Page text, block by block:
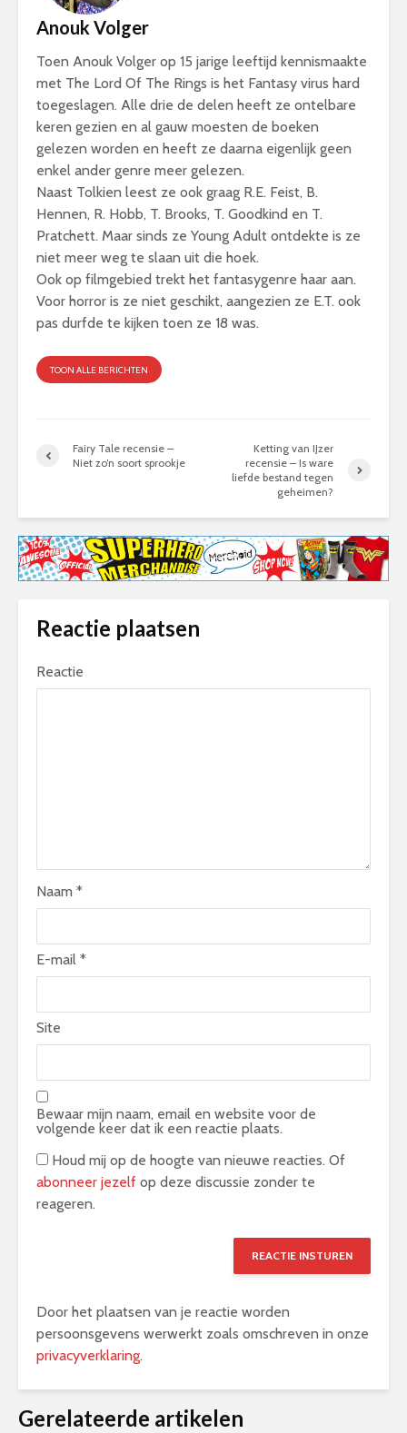
Anouk Volger
Toen Anouk Volger op 15 jarige leeftijd kennismaakte
met The Lord Of The Rings is het Fantasy virus hard
toegeslagen. Alle drie de delen heeft ze ontelbare
keren gezien en al gauw moesten de boeken
gelezen worden en heeft ze daarna eigenlijk geen
enkel ander genre meer gelezen.
Naast Tolkien leest ze ook graag R.E. Feist, B.
Hennen, R. Hobb, T. Brooks, T. Goodkind en T.
Pratchett. Maar sinds ze Young Adult ontdekte is ze
niet meer weg te slaan uit die hoek.
Ook op filmgebied trekt het fantasygenre haar aan.
Voor horror is ze niet geschikt, aangezien ze E.T. ook
pas durfde te kijken toen ze 18 was.
TOON ALLE BERICHTEN
Fairy Tale recensie –
Niet zo’n soort sprookje
Ketting van IJzer
recensie – Is ware
liefde bestand tegen
geheimen?
Reactie plaatsen
Reactie
Naam *
E-mail *
Site
Bewaar mijn naam, email en website voor de
volgende keer dat ik een reactie plaats.
Houd mij op de hoogte van nieuwe reacties. Of
abonneer jezelf op deze discussie zonder te
reageren.
Door het plaatsen van je reactie worden
persoonsgevens werwerkt zoals omschreven in onze
privacyverklaring.
Gerelateerde artikelen